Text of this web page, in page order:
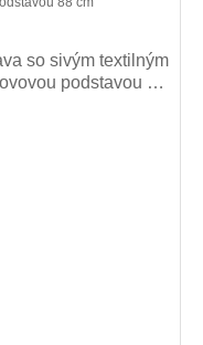
so sivým textilným
podstavou 88